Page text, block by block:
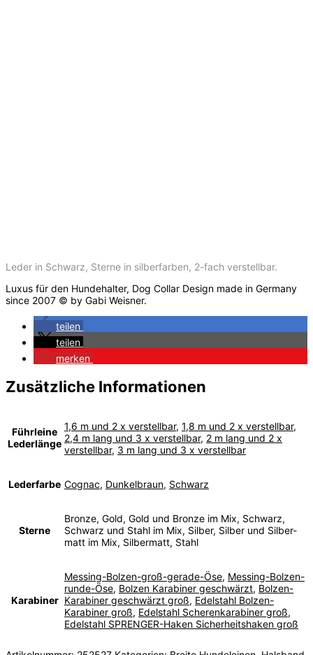
Leder in Schwarz, Sterne in silberfarben, 2-fach verstellbar.
Luxus für den Hundehalter, Dog Collar Design made in Germany
since 2007 © by Gabi Weisner.
teilen
teilen
merken
Zusätzliche Informationen
Führleine
Lederlänge
1,6 m und 2 x verstellbar, 1,8 m und 2 x verstellbar,
2,4 m lang und 3 x verstellbar, 2 m lang und 2 x
verstellbar, 3 m lang und 3 x verstellbar
Lederfarbe Cognac, Dunkelbraun, Schwarz
Sterne
Bronze, Gold, Gold und Bronze im Mix, Schwarz,
Schwarz und Stahl im Mix, Silber, Silber und Silber-
matt im Mix, Silbermatt, Stahl
Karabiner
Messing-Bolzen-groß-gerade-Öse, Messing-Bolzen-
runde-Öse, Bolzen Karabiner geschwärzt, Bolzen-
Karabiner geschwärzt groß, Edelstahl Bolzen-
Karabiner groß, Edelstahl Scherenkarabiner groß,
Edelstahl SPRENGER-Haken Sicherheitshaken groß